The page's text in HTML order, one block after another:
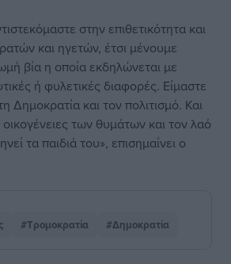
στην επιθετικότητα και
και ηγετών, έτσι μένουμε
βία η οποία εκδηλώνεται με
ή φυλετικές διαφορές. Είμαστε
Δημοκρατία και τον πολιτισμό. Και
των θυμάτων και τον λαό
τα παιδιά του», επισημαίνει ο
#Τρομοκρατία #Δημοκρατία